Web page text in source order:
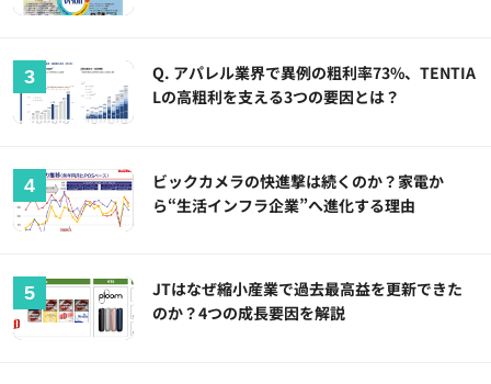
Q. アパレル業界で異例の粗利率73%、TENTIA
Lの高粗利を支える3つの要因とは？
ビックカメラの快進撃は続くのか？家電か
ら“生活インフラ企業”へ進化する理由
JTはなぜ縮小産業で過去最高益を更新できた
のか？4つの成長要因を解説